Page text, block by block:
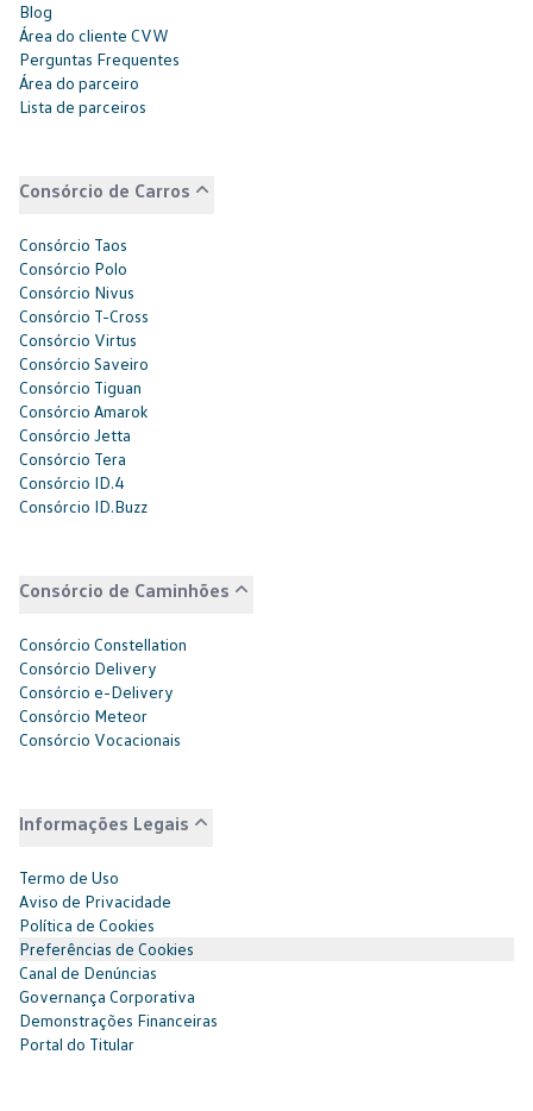
Blog
Área do cliente CVW
Perguntas Frequentes
Área do parceiro
Lista de parceiros
Consórcio de Carros
Consórcio Taos
Consórcio Polo
Consórcio Nivus
Consórcio T-Cross
Consórcio Virtus
Consórcio Saveiro
Consórcio Tiguan
Consórcio Amarok
Consórcio Jetta
Consórcio Tera
Consórcio ID.4
Consórcio ID.Buzz
Consórcio de Caminhões
Consórcio Constellation
Consórcio Delivery
Consórcio e-Delivery
Consórcio Meteor
Consórcio Vocacionais
Informações Legais
Termo de Uso
Aviso de Privacidade
Política de Cookies
Preferências de Cookies
Canal de Denúncias
Governança Corporativa
Demonstrações Financeiras
Portal do Titular